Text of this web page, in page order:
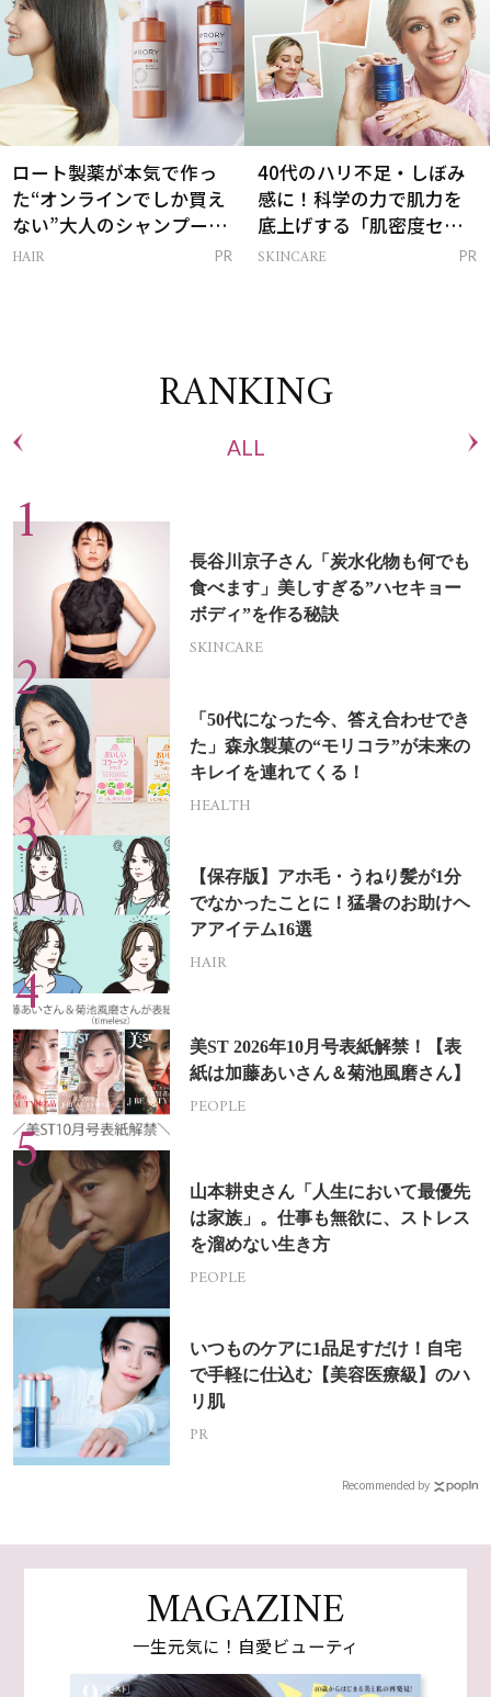
ロート製薬が本気で作っ
た“オンラインでしか買え
ない”大人のシャンプー＆
トリートメントって？
HAIR PR
40代のハリ不足・しぼみ
感に！科学の力で肌力を
底上げする「肌密度セラ
ム」
SKINCARE PR
RANKING
ALL
長谷川京子さん「炭水化物も何でも
食べます」美しすぎる”ハセキョー
ボディ”を作る秘訣
SKINCARE
「50代になった今、答え合わせでき
た」森永製菓の“モリコラ”が未来の
キレイを連れてくる！
HEALTH
【保存版】アホ毛・うねり髪が1分
でなかったことに！猛暑のお助けヘ
アアイテム16選
HAIR
美ST 2026年10月号表紙解禁！【表
紙は加藤あいさん＆菊池風磨さん】
PEOPLE
山本耕史さん「人生において最優先
は家族」。仕事も無欲に、ストレス
を溜めない生き方
PEOPLE
いつものケアに1品足すだけ！自宅
で手軽に仕込む【美容医療級】のハ
リ肌
PR
Recommended by
MAGAZINE
一生元気に！自愛ビューティ